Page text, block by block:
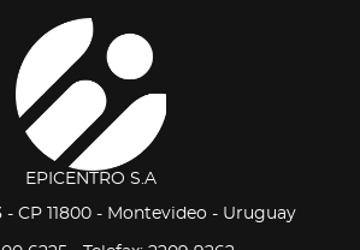
EPICENTRO S.A
- CP 11800 - Montevideo - Uruguay